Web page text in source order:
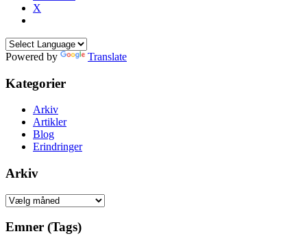
X
Powered by Translate
Kategorier
Arkiv
Artikler
Blog
Erindringer
Arkiv
Arkiv
Emner (Tags)